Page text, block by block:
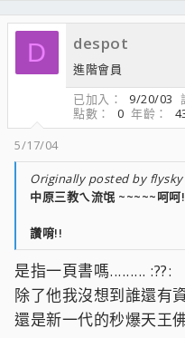
D despot
進階會員
已加入
9/20/03
點數
0 年齡
5/17/04
Originally posted by
中原三教ㄟ流氓 ~~~~~呵呵
讚唷!!
是指一頁書嗎......... :??:
除了他我沒想到誰還有
還是新一代的秒爆天王